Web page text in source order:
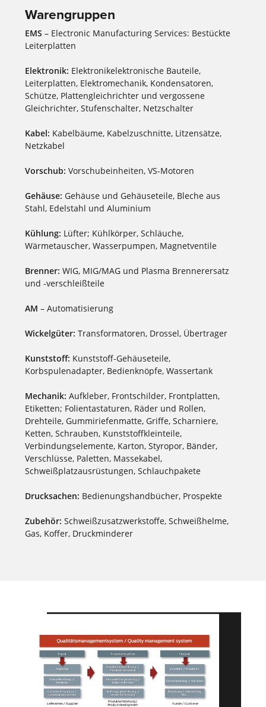
Warengruppen
EMS – Electronic Manufacturing Services: Bestückte
Leiterplatten
Elektronik: Elektronikelektronische Bauteile,
Leiterplatten, Elektromechanik, Kondensatoren,
Schütze, Plattengleichrichter und vergossene
Gleichrichter, Stufenschalter, Netzschalter
Kabel: Kabelbäume, Kabelzuschnitte, Litzensätze,
Netzkabel
Vorschub: Vorschubeinheiten, VS-Motoren
Gehäuse: Gehäuse und Gehäuseteile, Bleche aus
Stahl, Edelstahl und Aluminium
Kühlung: Lüfter; Kühlkörper, Schläuche,
Wärmetauscher, Wasserpumpen, Magnetventile
Brenner: WIG, MIG/MAG und Plasma Brennerersatz
und -verschleißteile
AM – Automatisierung
Wickelgüter: Transformatoren, Drossel, Übertrager
Kunststoff: Kunststoff-Gehäuseteile,
Korbspulenadapter, Bedienknöpfe, Wassertank
Mechanik: Aufkleber, Frontschilder, Frontplatten,
Etiketten; Folientastaturen, Räder und Rollen,
Drehteile, Gummiriefenmatte, Griffe, Scharniere,
Ketten, Schrauben, Kunststoffkleinteile,
Verbindungselemente, Karton, Styropor, Bänder,
Verschlüsse, Paletten, Massekabel,
Schweißplatzausrüstungen, Schlauchpakete
Drucksachen: Bedienungshandbücher, Prospekte
Zubehör: Schweißzusatzwerkstoffe, Schweißhelme,
Gas, Koffer, Druckminderer